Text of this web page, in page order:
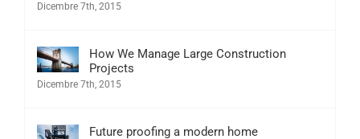
Dicembre 7th, 2015
How We Manage Large Construction
Projects
Dicembre 7th, 2015
Future proofing a modern home